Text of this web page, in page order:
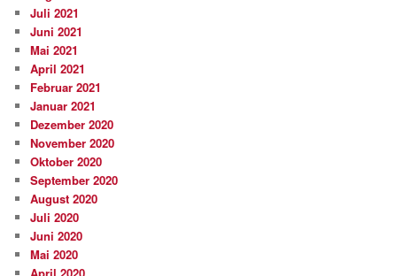
Juli 2021
Juni 2021
Mai 2021
April 2021
Februar 2021
Januar 2021
Dezember 2020
November 2020
Oktober 2020
September 2020
August 2020
Juli 2020
Juni 2020
Mai 2020
April 2020